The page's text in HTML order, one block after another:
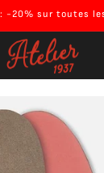
: -20% sur toutes